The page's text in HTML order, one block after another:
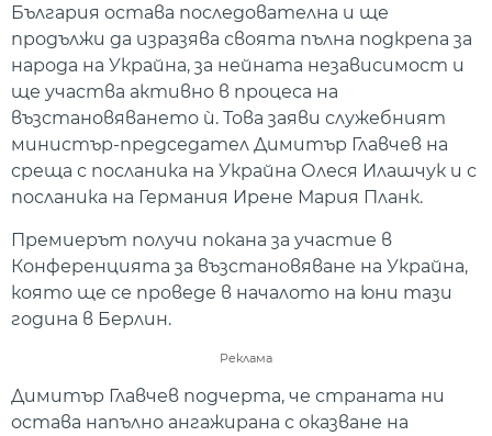
България остава последователна и ще
продължи да изразява своята пълна подкрепа за
народа на Украйна, за нейната независимост и
ще участва активно в процеса на
възстановяването ѝ. Това заяви служебният
министър-председател Димитър Главчев на
среща с посланика на Украйна Олеся Илашчук и с
посланика на Германия Ирене Мария Планк.
Премиерът получи покана за участие в
Конференцията за възстановяване на Украйна,
която ще се проведе в началото на юни тази
година в Берлин.
Реклама
Димитър Главчев подчерта, че страната ни
остава напълно ангажирана с оказване на